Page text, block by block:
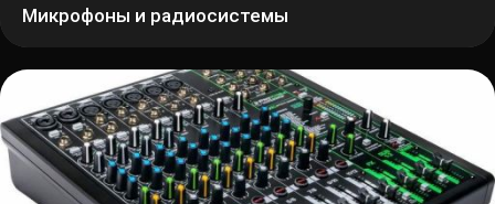
Микрофоны и радиосистемы